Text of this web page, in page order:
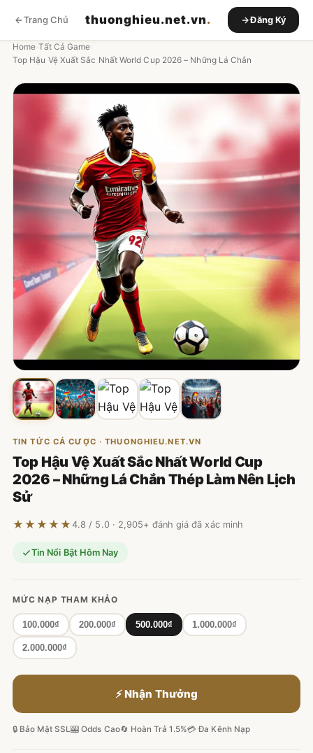
Trang Chủ thuonghieu.net.vn. Đăng Ký
Home ›Tất Cả Game
Top Hậu Vệ Xuất Sắc Nhất World Cup 2026 – Những Lá Chắn
TIN TỨC CÁ CƯỢC · THUONGHIEU.NET.VN
Top Hậu Vệ Xuất Sắc Nhất World Cup
2026 – Những Lá Chắn Thép Làm Nên Lịch
Sử
★★★★★ 4.8 / 5.0 · 2,905+ đánh giá đã xác minh
Tin Nổi Bật Hôm Nay
MỨC NẠP THAM KHẢO
100.000₫ 200.000₫ 500.000₫ 1.000.000₫
2.000.000₫
⚡ Nhận Thưởng
🔒 Bảo Mật SSL🎰 Odds Cao🔄 Hoàn Trả 1.5%💳 Đa Kênh Nạp